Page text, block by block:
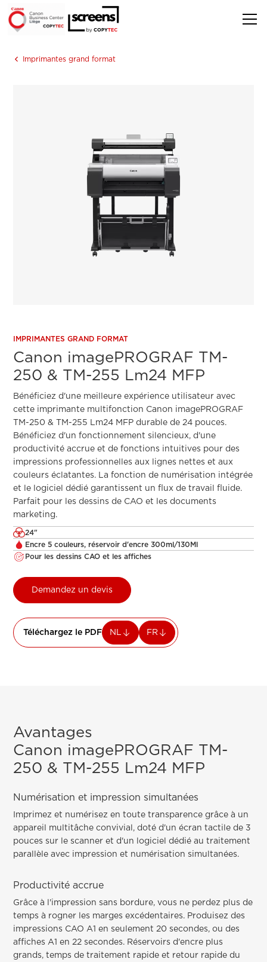
Imprimantes grand format
IMPRIMANTES GRAND FORMAT
Canon imagePROGRAF TM-
250 & TM-255 Lm24 MFP
Bénéficiez d'une meilleure expérience utilisateur avec
cette imprimante multifonction Canon imagePROGRAF
TM-250 & TM-255 Lm24 MFP durable de 24 pouces.
Bénéficiez d'un fonctionnement silencieux, d'une
productivité accrue et de fonctions intuitives pour des
impressions professionnelles aux lignes nettes et aux
couleurs éclatantes. La fonction de numérisation intégrée
et le logiciel dédié garantissent un flux de travail fluide.
Parfait pour les dessins de CAO et les documents
marketing.
24"
Encre 5 couleurs, réservoir d'encre 300ml/130Ml
Pour les dessins CAO et les affiches
Demandez un devis
Téléchargez le PDF NL FR
Avantages
Canon imagePROGRAF TM-
250 & TM-255 Lm24 MFP
Numérisation et impression simultanées
Imprimez et numérisez en toute transparence grâce à un
appareil multitâche convivial, doté d'un écran tactile de 3
pouces sur le scanner et d'un logiciel dédié au traitement
parallèle avec impression et numérisation simultanées.
Productivité accrue
Grâce à l'impression sans bordure, vous ne perdez plus de
temps à rogner les marges excédentaires. Produisez des
impressions CAO A1 en seulement 20 secondes, ou des
affiches A1 en 22 secondes. Réservoirs d'encre plus
grands, temps de traitement rapide et retour rapide du